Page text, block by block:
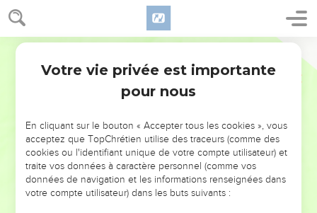
NE MANQUEZ PAS L’ÉVÉNEMENT
DE L’ANNÉE !
ET SI LEURS ERREURS POUVAIENT VOUS ÉVITER LES
VOTRES ?
Votre vie privée est importante
pour nous
En cliquant sur le bouton « Accepter tous les cookies », vous
acceptez que TopChrétien utilise des traceurs (comme des
cookies ou l'identifiant unique de votre compte utilisateur) et
traite vos données à caractère personnel (comme vos
données de navigation et les informations renseignées dans
votre compte utilisateur) dans les buts suivants :